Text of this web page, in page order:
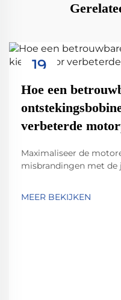
19
Hoe een
verbeterde
Maximaliseer de
misbrandingen met de
bobbines afstemt op
MEER BEKIJKEN